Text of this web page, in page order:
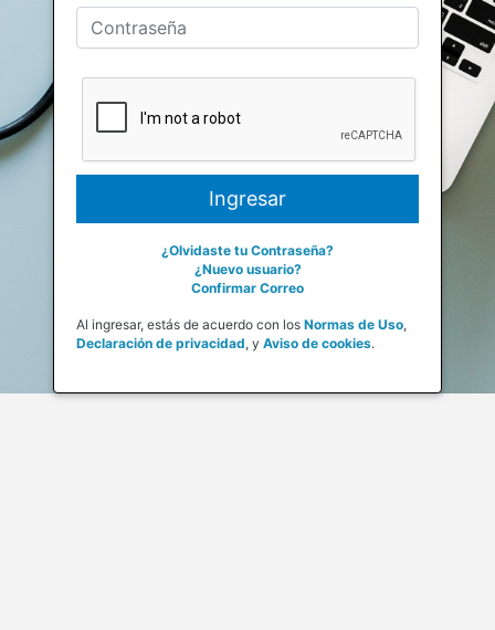
¿Olvidaste tu Contraseña?
¿Nuevo usuario?
Confirmar Correo
Al ingresar, estás de acuerdo con los Normas de Uso,
Declaración de privacidad, y Aviso de cookies.